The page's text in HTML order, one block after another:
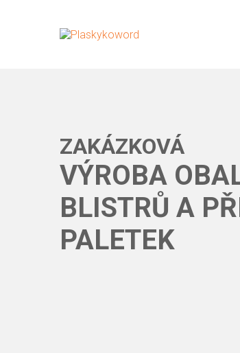
ZAKÁZKOVÁ
VÝROBA
BLISTRŮ A
PALETEK